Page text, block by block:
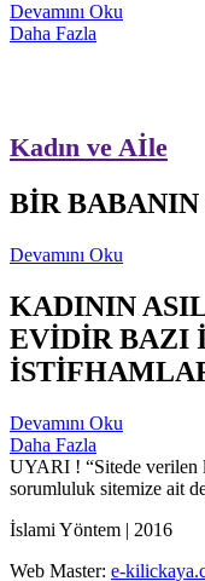
Devamını Oku
Daha Fazla
Kadın ve Aİle
BİR
Devamını Oku
KADININ
EVİDİR BAZI
Devamını Oku
Daha Fazla
UYARI ! “Sitede
sorumluluk sitemize ait
İslami Yöntem | 2016
Web Master: e-